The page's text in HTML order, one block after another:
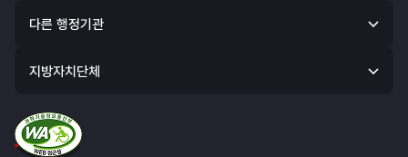
다른 행정기관
지방자치단체